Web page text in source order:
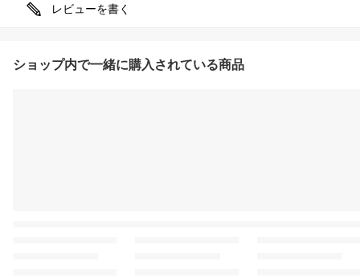
レビューを書く
ショップ内で一緒に購入されている商品